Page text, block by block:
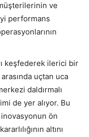
ve
performans
keşfederek ilerici bir
uçtan uca
daldırmalı
de yer alıyor. Bu
ön
altını